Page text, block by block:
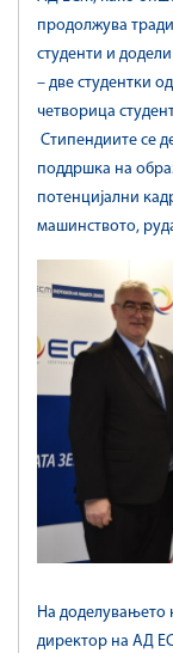
продолжува
студенти и
– две студентки
четворица
Стипендиите се
поддршка на
потенцијални
машинството,
На доделувањето
директор на АД